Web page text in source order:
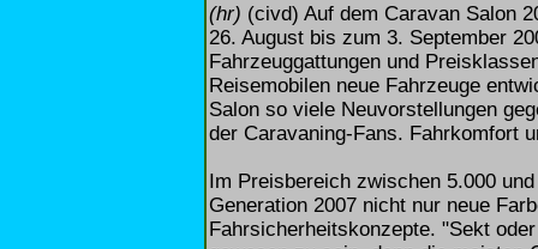
(hr) (civd) Auf dem Caravan Salon
26. August bis zum 3. September
Fahrzeuggattungen und
Reisemobilen neue Fahrzeuge
Salon so viele Neuvorstellungen
der Caravaning-Fans. Fahrkomfort
Im Preisbereich zwischen 5.000
Generation 2007 nicht nur neue
Fahrsicherheitskonzepte. "Sekt